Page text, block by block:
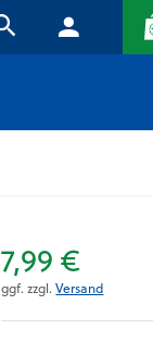
7,99 €
ggf. zzgl.Versand